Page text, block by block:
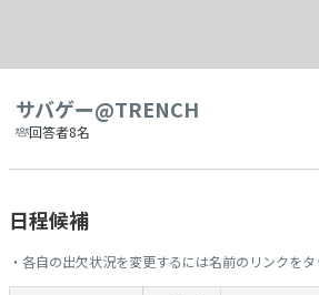
サバゲー@TRENCH
回答者8名
日程候補
・各自の出欠状況を変更するには名前のリンクをタ